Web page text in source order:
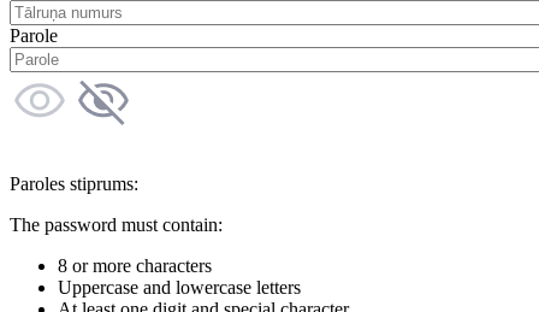
Parole
Paroles stiprums:
The password must contain:
8 or more characters
Uppercase and lowercase letters